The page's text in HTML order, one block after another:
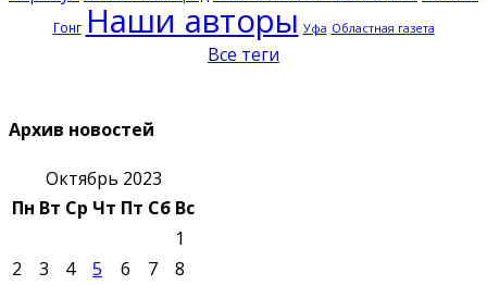
Гонг Наши авторы Уфа Областная газета
Все теги
Архив новостей
Октябрь 2023
Пн Вт Ср Чт Пт Сб Вс
1
2
3 4 5 6 7
8